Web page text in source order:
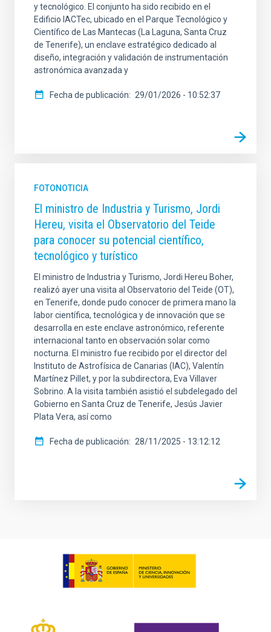
y tecnológico. El conjunto ha sido recibido en el
Edificio IACTec, ubicado en el Parque Tecnológico y
Científico de Las Mantecas (La Laguna, Santa Cruz
de Tenerife), un enclave estratégico dedicado al
diseño, integración y validación de instrumentación
astronómica avanzada y
Fecha de publicación 29/01/2026 - 10:52:37
FOTONOTICIA
El ministro de Industria y Turismo, Jordi
Hereu, visita el Observatorio del Teide
para conocer su potencial científico,
tecnológico y turístico
El ministro de Industria y Turismo, Jordi Hereu Boher,
realizó ayer una visita al Observatorio del Teide (OT),
en Tenerife, donde pudo conocer de primera mano la
labor científica, tecnológica y de innovación que se
desarrolla en este enclave astronómico, referente
internacional tanto en observación solar como
nocturna. El ministro fue recibido por el director del
Instituto de Astrofísica de Canarias (IAC), Valentín
Martínez Pillet, y por la subdirectora, Eva Villaver
Sobrino. A la visita también asistió el subdelegado del
Gobierno en Santa Cruz de Tenerife, Jesús Javier
Plata Vera, así como
Fecha de publicación 28/11/2025 - 13:12:12